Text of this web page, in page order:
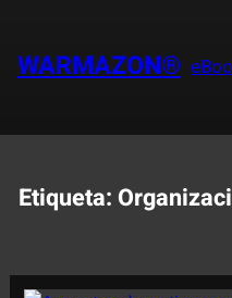
contenido
WARMAZON®
Etiqueta: